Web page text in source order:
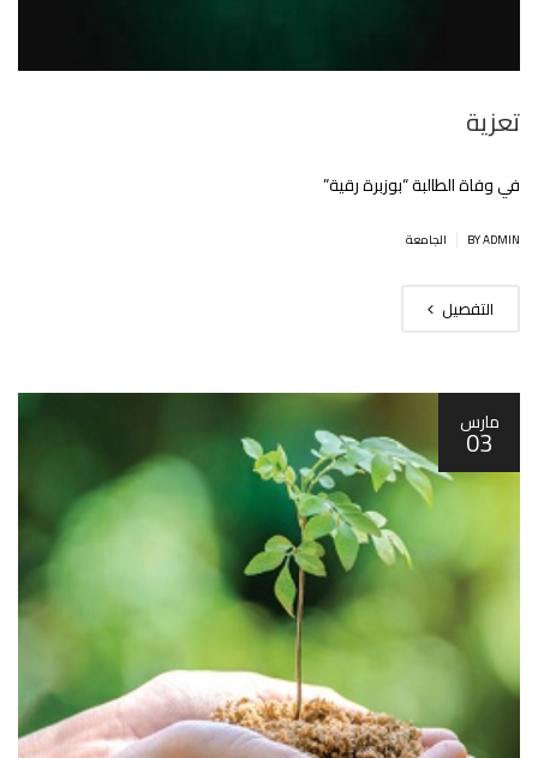
تعزية
في وفاة الطالبة “بوزبرة رقية”
BY ADMIN الجامعة
التفصيل
مارس
03